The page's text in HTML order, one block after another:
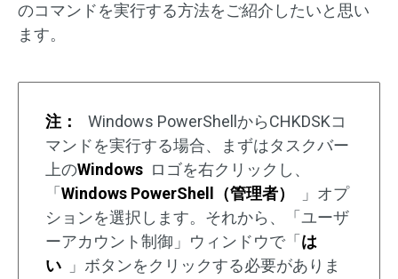
のコマンドを実行する方法をご紹介したいと思い
ます。
注：
Windows PowerShellからCHKDSKコ
マンドを実行する場合、まずはタスクバー
上のWindows ロゴを右クリックし、
「 Windows PowerShell（管理者）
」オプ
ションを選択します。それから、「ユーザ
ーアカウント制御」ウィンドウで「 は
い
」ボタンをクリックする必要がありま